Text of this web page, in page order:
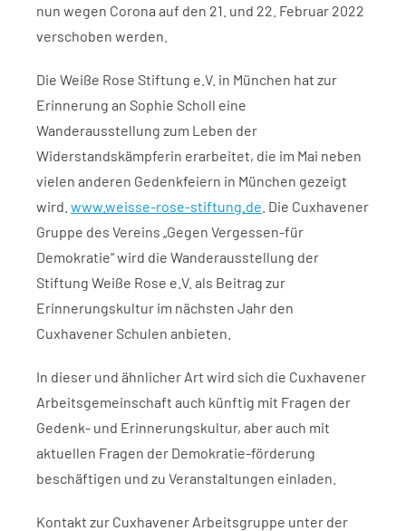
nun wegen Corona auf den 21. und 22. Februar 2022
verschoben werden.
Die Weiße Rose Stiftung e.V. in München hat zur
Erinnerung an Sophie Scholl eine
Wanderausstellung zum Leben der
Widerstandskämpferin erarbeitet, die im Mai neben
vielen anderen Gedenkfeiern in München gezeigt
wird. www.weisse-rose-stiftung.de . Die Cuxhavener
Gruppe des Vereins „Gegen Vergessen-für
Demokratie“ wird die Wanderausstellung der
Stiftung Weiße Rose e.V. als Beitrag zur
Erinnerungskultur im nächsten Jahr den
Cuxhavener Schulen anbieten.
In dieser und ähnlicher Art wird sich die Cuxhavener
Arbeitsgemeinschaft auch künftig mit Fragen der
Gedenk- und Erinnerungskultur, aber auch mit
aktuellen Fragen der Demokratie-förderung
beschäftigen und zu Veranstaltungen einladen.
Kontakt zur Cuxhavener Arbeitsgruppe unter der